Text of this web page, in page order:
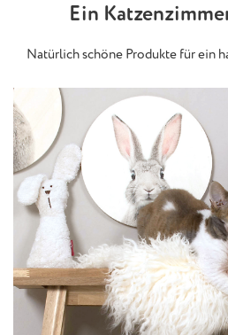
Ein
Natürlich schöne Produkte für ein